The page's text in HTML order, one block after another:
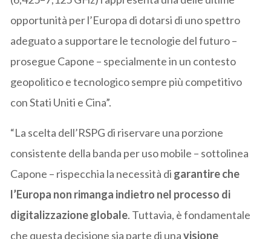
opportunità per l’Europa di dotarsi di uno spettro
adeguato a supportare le tecnologie del futuro –
prosegue Capone – specialmente in un contesto
geopolitico e tecnologico sempre più competitivo
con Stati Uniti e Cina”.
“La scelta dell’RSPG di riservare una porzione
consistente della banda per uso mobile – sottolinea
Capone – rispecchia la necessità di garantire che
l’Europa non rimanga indietro nel processo di
digitalizzazione globale. Tuttavia, è fondamentale
che questa decisione sia parte di unavisione